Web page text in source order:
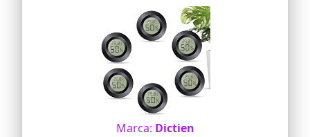
Marca: Dictien